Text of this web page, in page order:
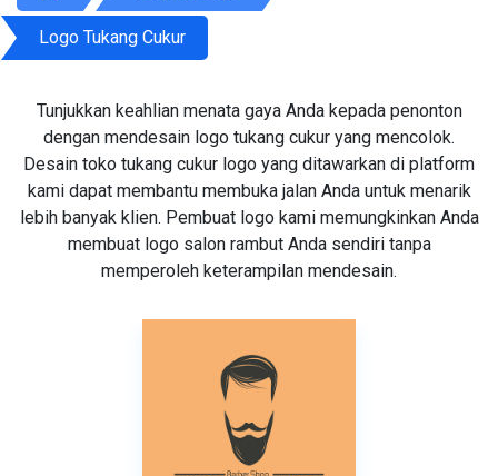
Logo Tukang Cukur
Tunjukkan keahlian menata gaya Anda kepada penonton
dengan mendesain logo tukang cukur yang mencolok.
Desain toko tukang cukur logo yang ditawarkan di platform
kami dapat membantu membuka jalan Anda untuk menarik
lebih banyak klien. Pembuat logo kami memungkinkan Anda
membuat logo salon rambut Anda sendiri tanpa
memperoleh keterampilan mendesain.